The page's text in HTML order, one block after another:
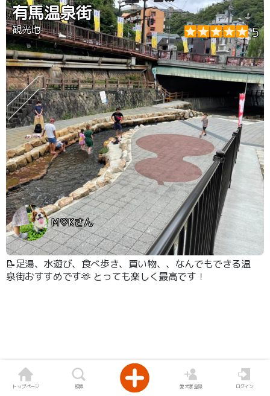
有馬温泉街
観光地 5
M♡Kさん
📝足湯、水遊び、食べ歩き、買い物、、なんでもできる温
泉街おすすめです🫶 とっても楽しく最高です！
トップページ 検索 愛犬家登録 ログイン